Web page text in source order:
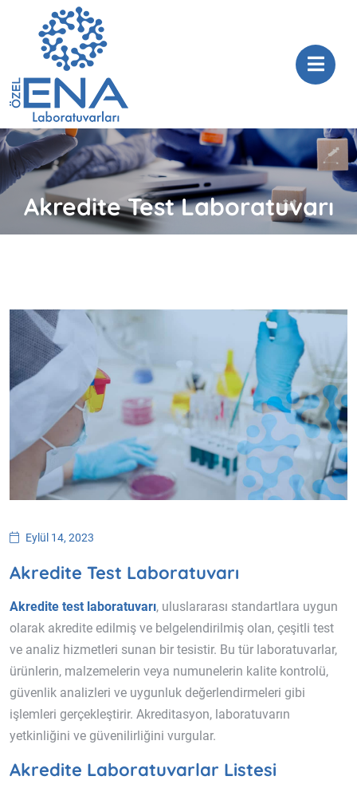
Akredite Test Laboratuvarı
Eylül 14, 2023
Akredite Test Laboratuvarı
Akredite test laboratuvarı, uluslararası standartlara uygun
olarak akredite edilmiş ve belgelendirilmiş olan, çeşitli test
ve analiz hizmetleri sunan bir tesistir. Bu tür laboratuvarlar,
ürünlerin, malzemelerin veya numunelerin kalite kontrolü,
güvenlik analizleri ve uygunluk değerlendirmeleri gibi
işlemleri gerçekleştirir. Akreditasyon, laboratuvarın
yetkinliğini ve güvenilirliğini vurgular.
Akredite Laboratuvarlar Listesi